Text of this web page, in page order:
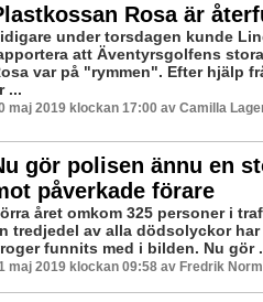
Rosa är
under torsdagen kunde
att Äventyrsgolfens
var på "rymmen". Efter hjälp
...
maj 2019 klockan 17:00 av Camilla
gör polisen ännu en
påverkade förare
året omkom 325 personer i
tredjedel av alla dödsolyckor
funnits med i bilden. Nu gör
maj 2019 klockan 09:58 av Fredrik